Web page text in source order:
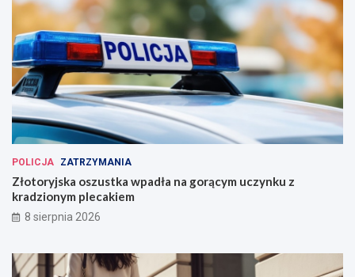
POLICJA ZATRZYMANIA
Złotoryjska oszustka wpadła na gorącym uczynku z
kradzionym plecakiem
8 sierpnia 2026